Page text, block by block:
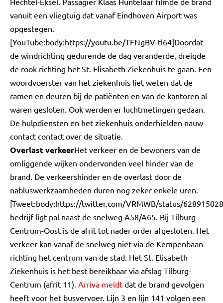
vanuit een vliegtuig dat vanaf Eindhoven Airport was
opgestegen.
[YouTube:body:https://youtu.be/TFNgBV-tl64]Doordat
de windrichting gedurende de dag veranderde, dreigde
de rook richting het St. Elisabeth Ziekenhuis te gaan. Een
woordvoerster van het ziekenhuis liet weten dat de
ramen en deuren bij de patiënten en van de kantoren al
waren gesloten. Ook werden er luchtmetingen gedaan.
De hulpdiensten en het ziekenhuis onderhielden nauw
contact contact over de situatie.
Overlast verkeerHet verkeer en de bewoners van de
omliggende wijken ondervonden veel hinder van de
brand. De verkeershinder en de overlast door de
nabluswerkzaamheden duren nog zeker enkele uren.
[Tweet:body:https://twitter.com/VRMWB/status/
bedrijf ligt pal naast de snelweg A58/A65. Bij Tilburg-
Centrum-Oost is de afrit tot nader order afgesloten. Het
verkeer kan vanaf de snelweg niet via de Kempenbaan
richting het centrum van de stad. Het St. Elisabeth
Ziekenhuis is het best bereikbaar via afslag Tilburg-
Centrum (afrit 11). Arriva meldt dat de brand gevolgen
heeft voor het busvervoer. Lijn 3 en lijn 141 volgen een